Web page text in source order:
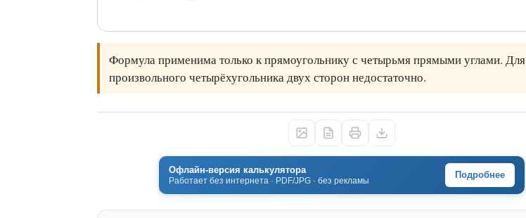
Формула применима только к прямоугольнику с четырьмя прямыми углами. Для
произвольного четырёхугольника двух сторон недостаточно.
Офлайн-версия калькулятора
Работает без интернета · PDF/JPG · без рекламы
Подробнее